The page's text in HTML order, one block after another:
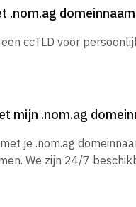
.nom.ag domeinnaam
ccTLD voor
mijn .nom.ag
je .nom.ag
We zijn 24/7